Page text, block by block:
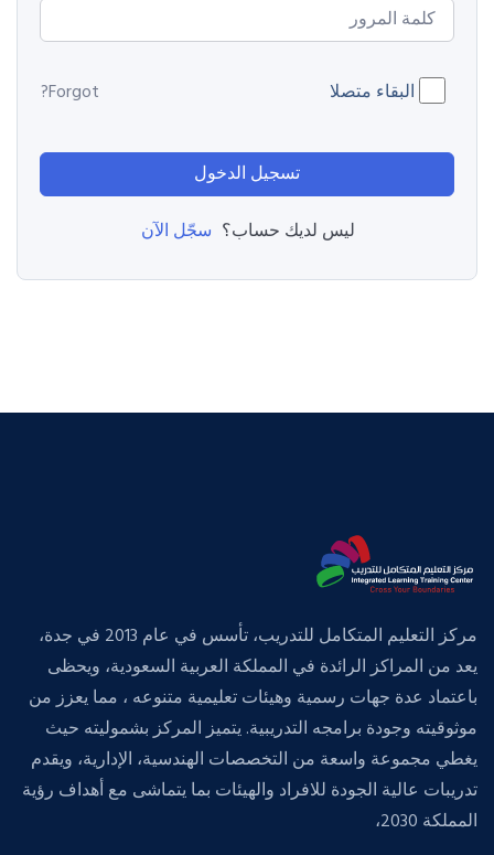
البقاء متصلا Forgot?
تسجيل الدخول
ليس لديك حساب؟ سجّل الآن
مركز التعليم المتكامل للتدريب، تأسس في عام 2013 في جدة،
يعد من المراكز الرائدة في المملكة العربية السعودية، ويحظى
باعتماد عدة جهات رسمية وهيئات تعليمية متنوعه ، مما يعزز من
موثوقيته وجودة برامجه التدريبية. يتميز المركز بشموليته حيث
يغطي مجموعة واسعة من التخصصات الهندسية، الإدارية، ويقدم
تدريبات عالية الجودة للافراد والهيئات بما يتماشى مع أهداف رؤية
المملكة 2030،